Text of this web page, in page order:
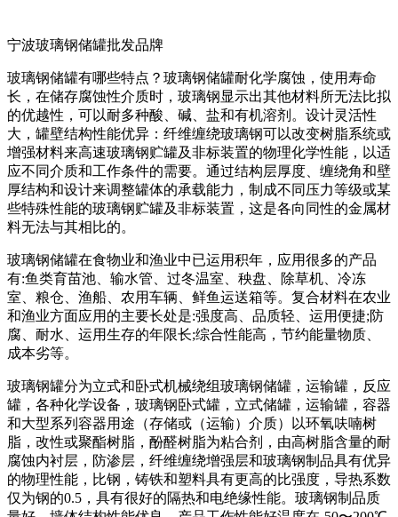
宁波玻璃钢储罐批发品牌
玻璃钢储罐有哪些特点？玻璃钢储罐耐化学腐蚀，使用寿命
长，在储存腐蚀性介质时，玻璃钢显示出其他材料所无法比拟
的优越性，可以耐多种酸、碱、盐和有机溶剂。设计灵活性
大，罐壁结构性能优异：纤维缠绕玻璃钢可以改变树脂系统或
增强材料来高速玻璃钢贮罐及非标装置的物理化学性能，以适
应不同介质和工作条件的需要。通过结构层厚度、缠绕角和壁
厚结构和设计来调整罐体的承载能力，制成不同压力等级或某
些特殊性能的玻璃钢贮罐及非标装置，这是各向同性的金属材
料无法与其相比的。
玻璃钢储罐在食物业和渔业中已运用积年，应用很多的产品
有:鱼类育苗池、输水管、过冬温室、秧盘、除草机、冷冻
室、粮仓、渔船、农用车辆、鲜鱼运送箱等。复合材料在农业
和渔业方面应用的主要长处是:强度高、品质轻、运用便捷;防
腐、耐水、运用生存的年限长;综合性能高，节约能量物质、
成本劣等。
玻璃钢罐分为立式和卧式机械绕组玻璃钢储罐，运输罐，反应
罐，各种化学设备，玻璃钢卧式罐，立式储罐，运输罐，容器
和大型系列容器用途（存储或（运输）介质）以环氧呋喃树
脂，改性或聚酯树脂，酚醛树脂为粘合剂，由高树脂含量的耐
腐蚀内衬层，防渗层，纤维缠绕增强层和玻璃钢制品具有优异
的物理性能，比钢，铸铁和塑料具有更高的比强度，导热系数
仅为钢的0.5，具有很好的隔热和电绝缘性能。玻璃钢制品质